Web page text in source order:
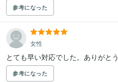
参考になった
女性
とても早い対応でした。ありがと
参考になった